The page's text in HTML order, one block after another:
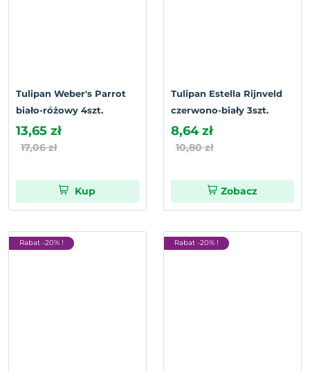
Tulipan Weber's Parrot
biało-różowy 4szt.
13,65 zł
17,06 zł
Kup
Tulipan Estella Rijnveld
czerwono-biały 3szt.
8,64 zł
10,80 zł
Zobacz
Rabat -20% ! Rabat -20% !